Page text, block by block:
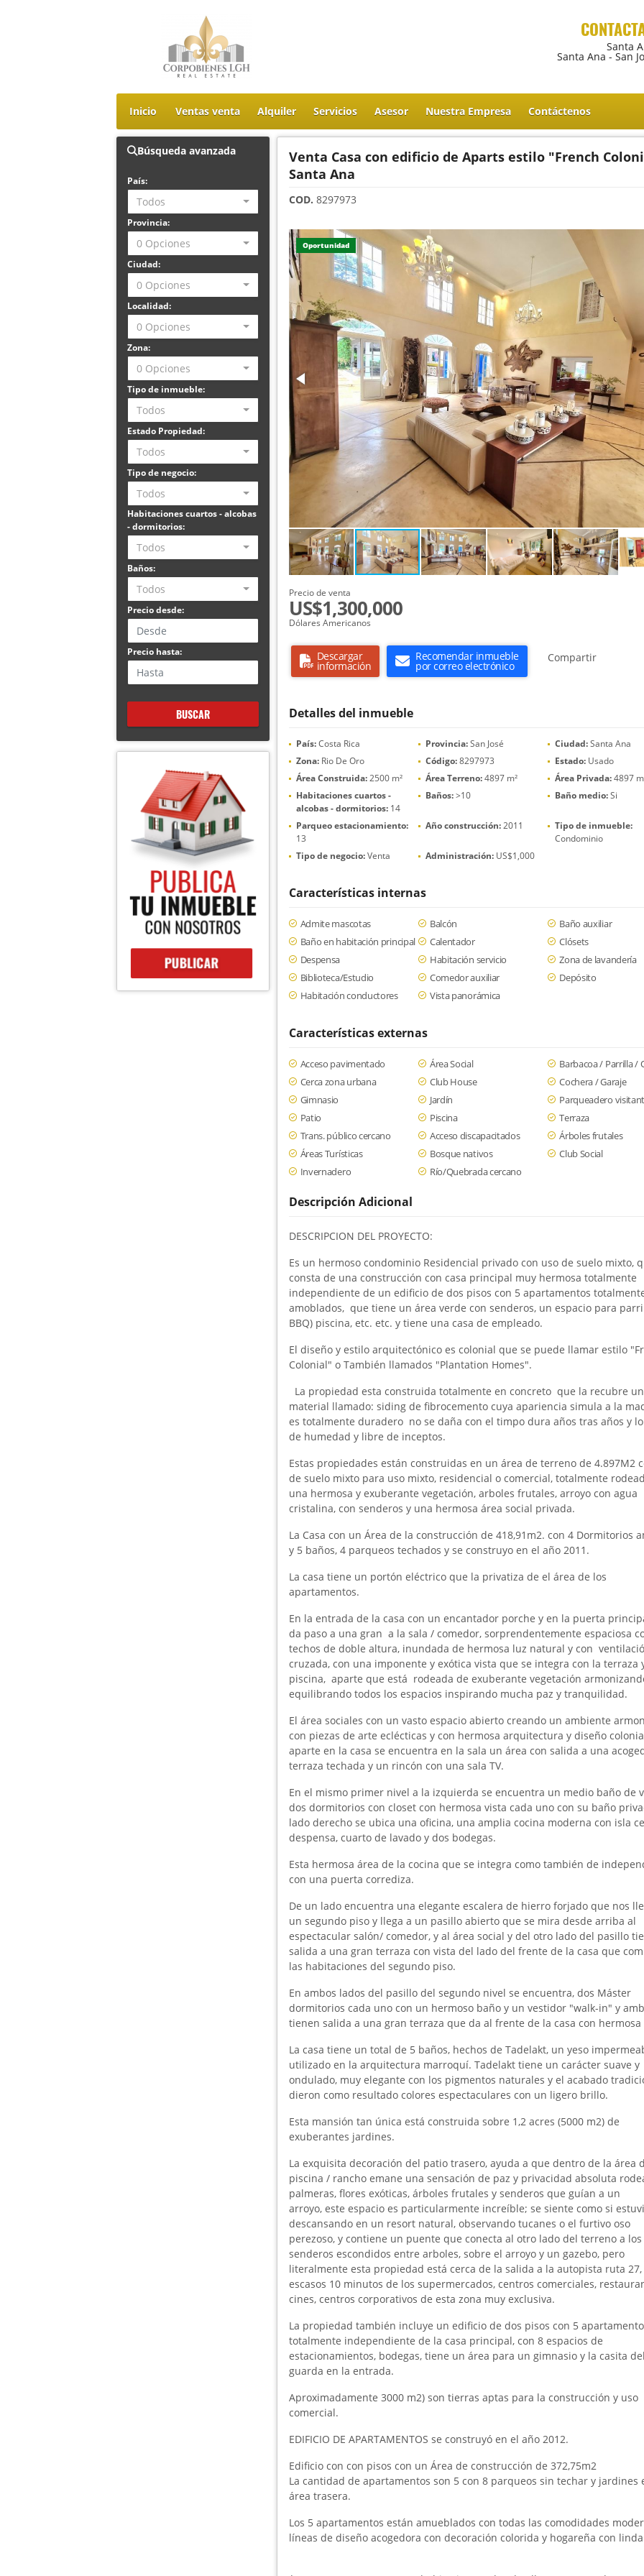
Santa
Santa Ana - San
Inicio Ventas venta Alquiler Servicios Asesor Nuestra Empresa Contáctenos
Búsqueda avanzada
País:
Todos
Provincia:
0 Opciones
Ciudad:
0 Opciones
Localidad:
0 Opciones
Zona:
0 Opciones
Tipo de inmueble:
Todos
Estado Propiedad:
Todos
Tipo de negocio:
Todos
Habitaciones cuartos - alcobas
- dormitorios:
Todos
Baños:
Todos
Precio desde:
Precio hasta:
BUSCAR
Venta Casa con edificio de Aparts estilo "French
Santa Ana
COD. 8297973
Oportunidad
Precio de venta
US$1,300,000
Dólares Americanos
Descargar
información
Recomendar inmueble
por correo electrónico
Compartir
Detalles del inmueble
País:Costa Rica Provincia:San José Ciudad:Santa Ana
Zona:Rio De Oro Código:8297973 Estado: Usado
Área Construida:2500 m² Área Terreno:4897 m² Área Privada:4897
Habitaciones cuartos -
alcobas - dormitorios:14
Baños:>10 Baño medio:Si
Parqueo estacionamiento:
13
Año construcción:2011
Tipo de inmueble:
Condominio
Tipo de negocio:Venta Administración:US$1,000
Características internas
Admite mascotas Balcón
Baño auxiliar
Baño en habitación principal
Calentador
Clósets
Despensa
Habitación servicio
Zona de lavandería
Biblioteca/Estudio
Comedor auxiliar
Depósito
Habitación conductores
Vista panorámica
Características externas
Acceso pavimentado Área Social
Barbacoa / Parrilla /
Cerca zona urbana
Club House
Cochera / Garaje
Gimnasio
Jardín
Parqueadero
Patio
Piscina
Terraza
Trans. público cercano
Acceso discapacitados
Árboles frutales
Áreas Turísticas
Bosque nativos
Club Social
Invernadero
Río/Quebrada cercano
Descripción Adicional
DESCRIPCION DEL PROYECTO:
Es un hermoso condominio Residencial privado con uso de suelo mixto,
consta de una construcción con casa principal muy hermosa totalmente
independiente de un edificio de dos pisos con 5 apartamentos
amoblados, que tiene un área verde con senderos, un espacio para
BBQ) piscina, etc. etc. y tiene una casa de empleado.
El diseño y estilo arquitectónico es colonial que se puede llamar estilo
Colonial" o También llamados "Plantation Homes".
La propiedad esta construida totalmente en concreto que la recubre un
material llamado: siding de fibrocemento cuya apariencia simula a la
es totalmente duradero no se daña con el timpo dura años tras años y
de humedad y libre de inceptos.
Estas propiedades están construidas en un área de terreno de 4.897M2
de suelo mixto para uso mixto, residencial o comercial, totalmente
una hermosa y exuberante vegetación, arboles frutales, arroyo con agua
cristalina, con senderos y una hermosa área social privada.
La Casa con un Área de la construcción de 418,91m2. con 4 Dormitorios
y 5 baños, 4 parqueos techados y se construyo en el año 2011.
La casa tiene un portón eléctrico que la privatiza de el área de los
apartamentos.
En la entrada de la casa con un encantador porche y en la puerta
da paso a una gran a la sala / comedor, sorprendentemente espaciosa
techos de doble altura, inundada de hermosa luz natural y con
cruzada, con una imponente y exótica vista que se integra con la terraza
piscina, aparte que está rodeada de exuberante vegetación
equilibrando todos los espacios inspirando mucha paz y tranquilidad.
El área sociales con un vasto espacio abierto creando un ambiente
con piezas de arte eclécticas y con hermosa arquitectura y diseño
aparte en la casa se encuentra en la sala un área con salida a una
terraza techada y un rincón con una sala TV.
En el mismo primer nivel a la izquierda se encuentra un medio baño de
dos dormitorios con closet con hermosa vista cada uno con su baño
lado derecho se ubica una oficina, una amplia cocina moderna con isla
despensa, cuarto de lavado y dos bodegas.
Esta hermosa área de la cocina que se integra como también de
con una puerta corrediza.
De un lado encuentra una elegante escalera de hierro forjado que nos
un segundo piso y llega a un pasillo abierto que se mira desde arriba al
espectacular salón/ comedor, y al área social y del otro lado del pasillo
salida a una gran terraza con vista del lado del frente de la casa que
las habitaciones del segundo piso.
En ambos lados del pasillo del segundo nivel se encuentra, dos Máster
dormitorios cada uno con un hermoso baño y un vestidor "walk-in" y
tienen salida a una gran terraza que da al frente de la casa con hermosa
La casa tiene un total de 5 baños, hechos de Tadelakt, un yeso
utilizado en la arquitectura marroquí. Tadelakt tiene un carácter suave y
ondulado, muy elegante con los pigmentos naturales y el acabado
dieron como resultado colores espectaculares con un ligero brillo.
Esta mansión tan única está construida sobre 1,2 acres (5000 m2) de
exuberantes jardines.
La exquisita decoración del patio trasero, ayuda a que dentro de la área
piscina / rancho emane una sensación de paz y privacidad absoluta
palmeras, flores exóticas, árboles frutales y senderos que guían a un
arroyo, este espacio es particularmente increíble; se siente como si
descansando en un resort natural, observando tucanes o el furtivo oso
perezoso, y contiene un puente que conecta al otro lado del terreno a los
senderos escondidos entre arboles, sobre el arroyo y un gazebo, pero
literalmente esta propiedad está cerca de la salida a la autopista ruta 27,
escasos 10 minutos de los supermercados, centros comerciales,
cines, centros corporativos de esta zona muy exclusiva.
La propiedad también incluye un edificio de dos pisos con 5
totalmente independiente de la casa principal, con 8 espacios de
estacionamientos, bodegas, tiene un área para un gimnasio y la casita
guarda en la entrada.
Aproximadamente 3000 m2) son tierras aptas para la construcción y uso
comercial.
EDIFICIO DE APARTAMENTOS se construyó en el año 2012.
Edificio con con pisos con un Área de construcción de 372,75m2
La cantidad de apartamentos son 5 con 8 parqueos sin techar y jardines
área trasera.
Los 5 apartamentos están amueblados con todas las comodidades
líneas de diseño acogedora con decoración colorida y hogareña con